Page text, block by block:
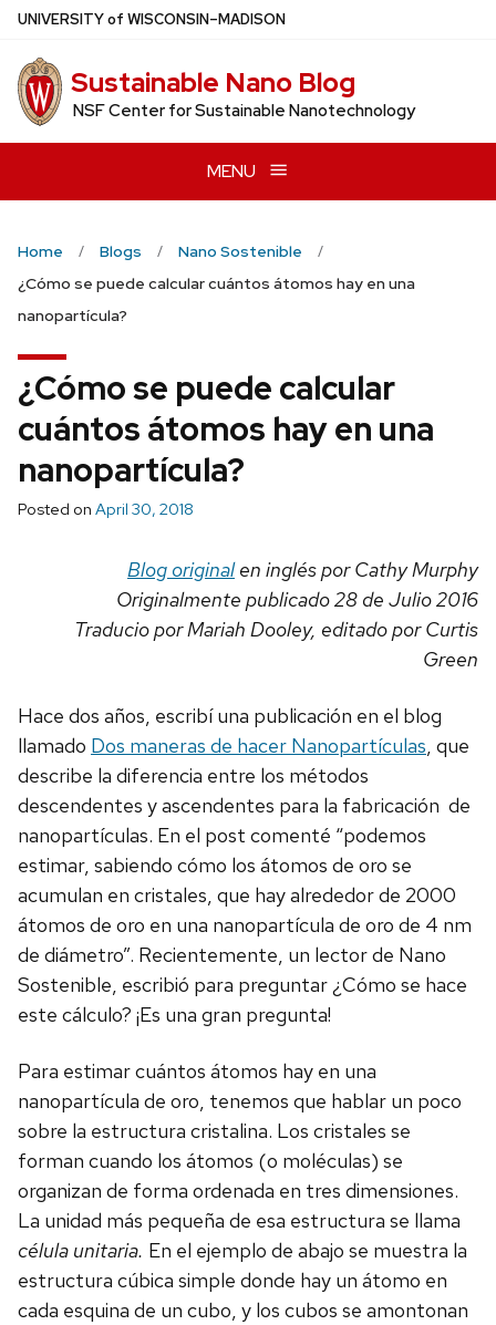
Skip
main
content
UNIVERSITYof WISCONSIN–MADISON
Sustainable Nano Blog
NSF Center for Sustainable Nanotechnology
MENU
Home Blogs
Nano Sostenible
¿Cómo se puede calcular cuántos átomos hay en una
nanopartícula?
¿Cómo se puede calcular
cuántos átomos hay en una
nanopartícula?
Posted on April 30, 2018
Blog originalen inglés por Cathy Murphy
Originalmente publicado 28 de Julio 2016
Traducio por Mariah Dooley, editado por Curtis
Green
Hace dos años, escribí una publicación en el blog
llamado Dos maneras de hacer Nanopartículas, que
describe la diferencia entre los métodos
descendentes y ascendentes para la fabricación de
nanopartículas. En el post comenté “podemos
estimar, sabiendo cómo los átomos de oro se
acumulan en cristales, que hay alrededor de 2000
átomos de oro en una nanopartícula de oro de 4 nm
de diámetro”. Recientemente, un lector de Nano
Sostenible, escribió para preguntar ¿Cómo se hace
este cálculo? ¡Es una gran pregunta!
Para estimar cuántos átomos hay en una
nanopartícula de oro, tenemos que hablar un poco
sobre la estructura cristalina. Los cristales se
forman cuando los átomos (o moléculas) se
organizan de forma ordenada en tres dimensiones.
La unidad más pequeña de esa estructura se llama
célula unitaria. En el ejemplo de abajo se muestra la
estructura cúbica simple donde hay un átomo en
cada esquina de un cubo, y los cubos se amontonan